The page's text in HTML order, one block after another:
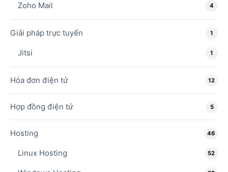
Zoho Mail 4
Giải pháp trực tuyến 1
Jitsi 1
Hóa đơn điện tử 12
Hợp đồng điện tử 5
Hosting 46
Linux Hosting 52